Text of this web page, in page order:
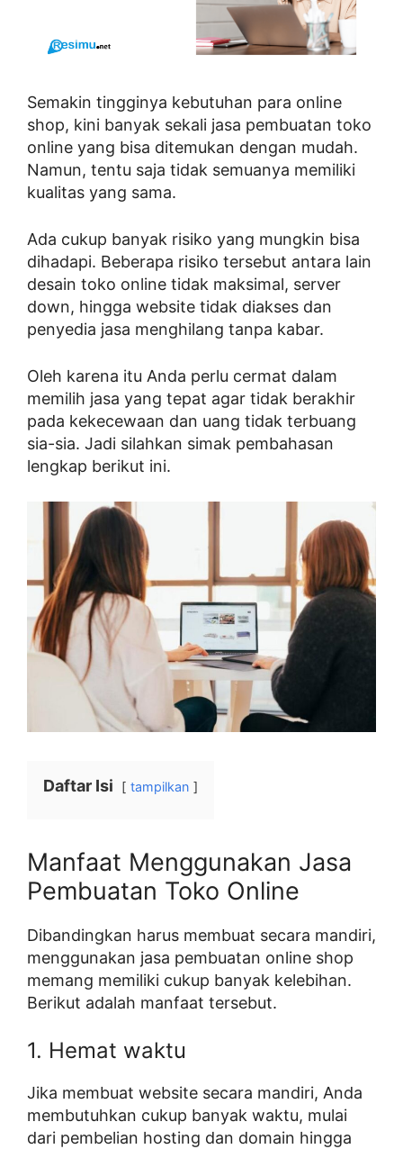
Semakin tingginya kebutuhan para online
shop, kini banyak sekali jasa pembuatan toko
online yang bisa ditemukan dengan mudah.
Namun, tentu saja tidak semuanya memiliki
kualitas yang sama.
Ada cukup banyak risiko yang mungkin bisa
dihadapi. Beberapa risiko tersebut antara lain
desain toko online tidak maksimal, server
down, hingga website tidak diakses dan
penyedia jasa menghilang tanpa kabar.
Oleh karena itu Anda perlu cermat dalam
memilih jasa yang tepat agar tidak berakhir
pada kekecewaan dan uang tidak terbuang
sia-sia. Jadi silahkan simak pembahasan
lengkap berikut ini.
Daftar Isi tampilkan
Manfaat Menggunakan Jasa
Pembuatan Toko Online
Dibandingkan harus membuat secara mandiri,
menggunakan jasa pembuatan online shop
memang memiliki cukup banyak kelebihan.
Berikut adalah manfaat tersebut.
1. Hemat waktu
Jika membuat website secara mandiri, Anda
membutuhkan cukup banyak waktu, mulai
dari pembelian hosting dan domain hingga